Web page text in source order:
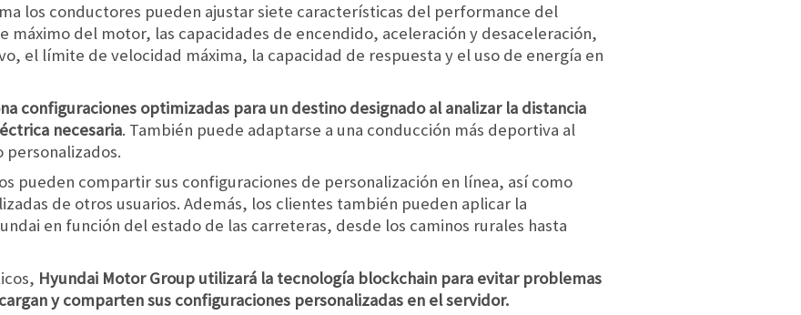
los conductores pueden ajustar siete características del performance del
máximo del motor, las capacidades de encendido, aceleración y desaceleración,
el límite de velocidad máxima, la capacidad de respuesta y el uso de energía en
configuraciones optimizadas para un destino designado al analizar la distancia
necesaria. También puede adaptarse a una conducción más deportiva al
pueden compartir sus configuraciones de personalización en línea, así como
de otros usuarios. Además, los clientes también pueden aplicar la
en función del estado de las carreteras, desde los caminos rurales hasta
Hyundai Motor Group utilizará la tecnología blockchain para evitar problemas
y comparten sus configuraciones personalizadas en el servidor.